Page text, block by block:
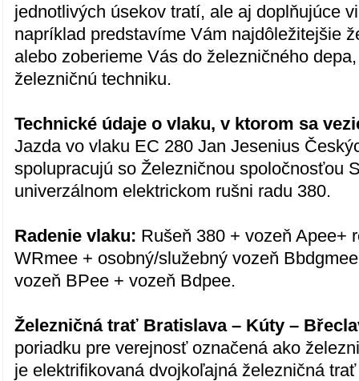
jednotlivých úsekov tratí, ale aj doplňujúce
napríklad predstavíme Vám najdôležitejšie
alebo zoberieme Vás do železničného
železničnú techniku.
Technické údaje o vlaku, v ktorom sa
Jazda vo vlaku EC 280 Jan Jesenius
spolupracujú so Železničnou spoločnosťou
univerzálnom elektrickom rušni radu 380.
Radenie vlaku: Rušeň 380 + vozeň Apee+
WRmee + osobný/služebný vozeň
vozeň BPee + vozeň Bdpee.
Železničná trať Bratislava – Kúty –
poriadku pre verejnosť označená ako
je elektrifikovaná dvojkoľajná železničná